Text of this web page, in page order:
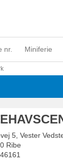
nr. Miniferie
5, Vester
Ribe